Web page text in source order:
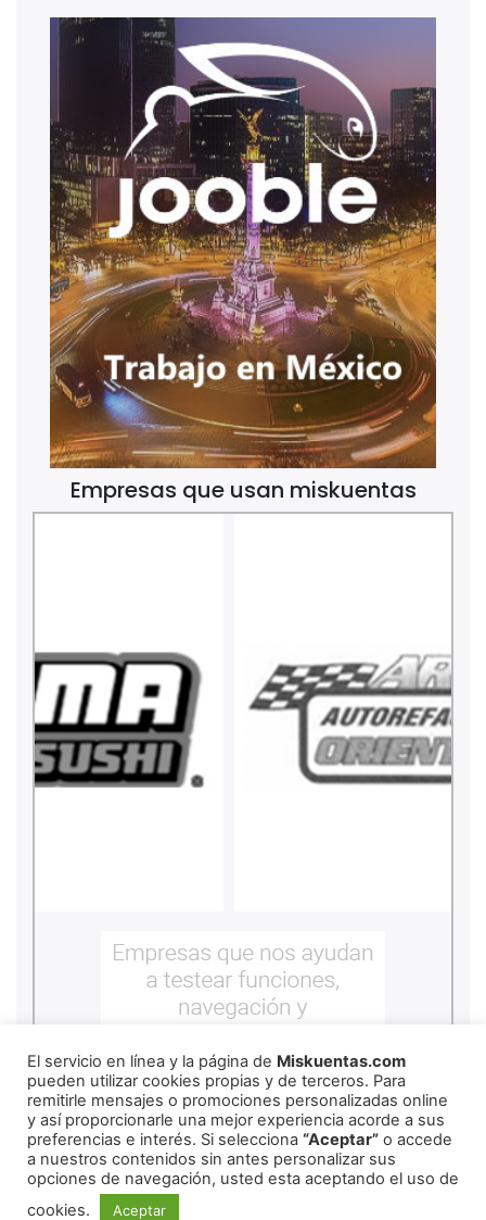
Empresas que usan miskuentas
El servicio en línea y la página de Miskuentas.com
pueden utilizar cookies propias y de terceros. Para
remitirle mensajes o promociones personalizadas online
y así proporcionarle una mejor experiencia acorde a sus
preferencias e interés. Si selecciona “Aceptar” o accede
a nuestros contenidos sin antes personalizar sus
opciones de navegación, usted esta aceptando el uso de
cookies.
Aceptar